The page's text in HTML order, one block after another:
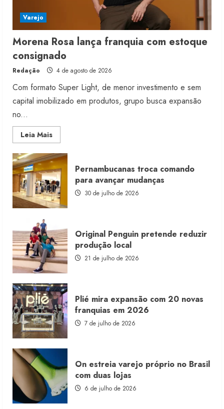
Varejo
Morena Rosa lança franquia com estoque
consignado
Redação 4 de agosto de 2026
Com formato Super Light, de menor investimento e sem
capital imobilizado em produtos, grupo busca expansão
no...
Leia MaisRead
more
Morena
Rosa
lança
franquia
com
estoque
consignado
Pernambucanas troca comando
para avançar mudanças
30 de julho de 2026
Original Penguin pretende reduzir
produção local
21 de julho de 2026
Plié mira expansão com 20 novas
franquias em 2026
7 de julho de 2026
On estreia varejo próprio no Brasil
com duas lojas
6 de julho de 2026